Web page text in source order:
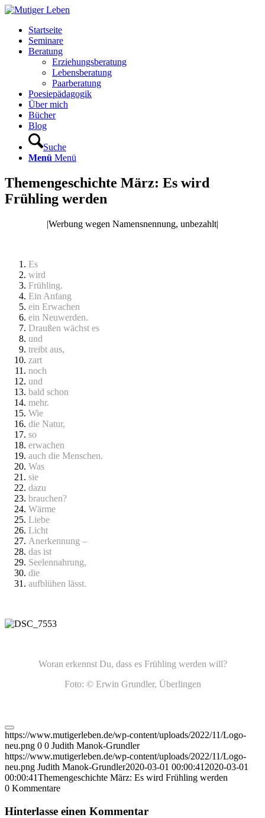
Startseite
Seminare
Beratung
Erziehungsberatung
Lebensberatung
Paarberatung
Poesiepädagogik
Über mich
Bücher
Blog
Suche
Menü Menü
Themengeschichte März: Es wird
Frühling werden
|Werbung wegen Namensnennung, unbezahlt|
Es
wird
Frühling.
Ein Anfang
ein Erwachen
ein Neuwerden.
Draußen wächst es
und
treibt aus,
zart
noch
und
bald schon
mehr.
Wie
die Natur,
so
erwachen
auch die Menschen.
Was
sie
dazu
brauchen?
Wärme
Liebe
Licht
Anerkennung –
das ist
Seelennahrung,
die
aufblühen lässt.
Woran erkennst Du, dass es Frühling werden will?
Foto: © Erwin Grundler, Überlingen
https://www.mutigerleben.de/wp-content/uploads/2022/11/Logo-
neu.png 0 0 Judith Manok-Grundler
https://www.mutigerleben.de/wp-content/uploads/2022/11/Logo-
neu.png Judith Manok-Grundler2020-03-01 00:00:41 2020-03-01
00:00:41Themengeschichte März: Es wird Frühling werden
0 Kommentare
Hinterlasse einen Kommentar